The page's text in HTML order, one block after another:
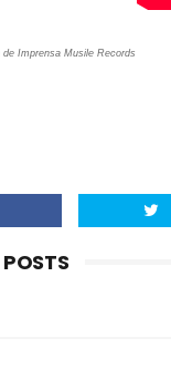
Imprensa Musile Records
POSTS